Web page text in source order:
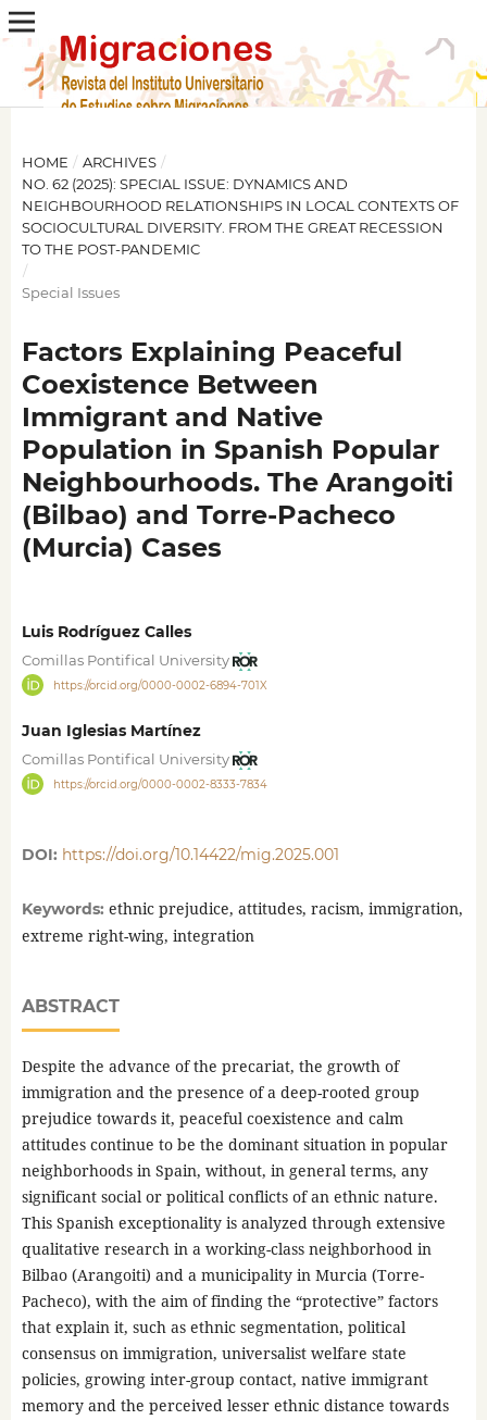
HOME / ARCHIVES /
NO. 62 (2025): SPECIAL ISSUE: DYNAMICS AND
NEIGHBOURHOOD RELATIONSHIPS IN LOCAL CONTEXTS OF
SOCIOCULTURAL DIVERSITY. FROM THE GREAT RECESSION
TO THE POST-PANDEMIC
/
Special Issues
Factors Explaining Peaceful
Coexistence Between
Immigrant and Native
Population in Spanish Popular
Neighbourhoods. The Arangoiti
(Bilbao) and Torre-Pacheco
(Murcia) Cases
Luis Rodríguez Calles
Comillas Pontifical University
https://orcid.org/0000-0002-6894-701X
Juan Iglesias Martínez
Comillas Pontifical University
https://orcid.org/0000-0002-8333-7834
DOI: https://doi.org/10.14422/mig.2025.001
Keywords: ethnic prejudice, attitudes, racism, immigration,
extreme right-wing, integration
ABSTRACT
Despite the advance of the precariat, the growth of
immigration and the presence of a deep-rooted group
prejudice towards it, peaceful coexistence and calm
attitudes continue to be the dominant situation in popular
neighborhoods in Spain, without, in general terms, any
significant social or political conflicts of an ethnic nature.
This Spanish exceptionality is analyzed through extensive
qualitative research in a working-class neighborhood in
Bilbao (Arangoiti) and a municipality in Murcia (Torre-
Pacheco), with the aim of finding the “protective” factors
that explain it, such as ethnic segmentation, political
consensus on immigration, universalist welfare state
policies, growing inter-group contact, native immigrant
memory and the perceived lesser ethnic distance towards